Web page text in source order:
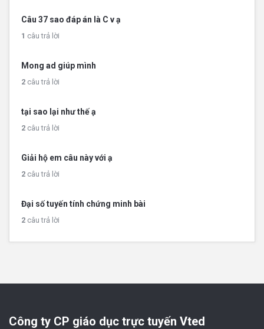
Câu 37 sao đáp án là C v ạ
1 câu trả lời
Mong ad giúp mình
2 câu trả lời
tại sao lại như thế ạ
2 câu trả lời
Giải hộ em câu này với ạ
2 câu trả lời
Đại số tuyến tính chứng minh bài
2 câu trả lời
Công ty CP giáo dục trực tuyến Vted